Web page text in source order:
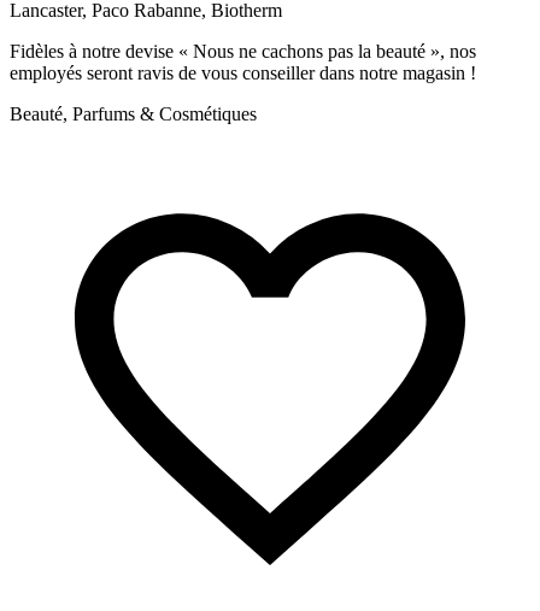
Lancaster, Paco Rabanne, Biotherm
Fidèles à notre devise « Nous ne cachons pas la beauté », nos
employés seront ravis de vous conseiller dans notre magasin !
Beauté, Parfums & Cosmétiques